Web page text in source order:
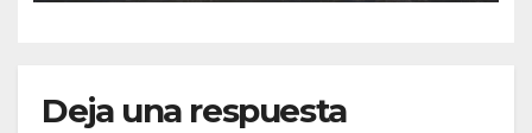
Deja una respuesta